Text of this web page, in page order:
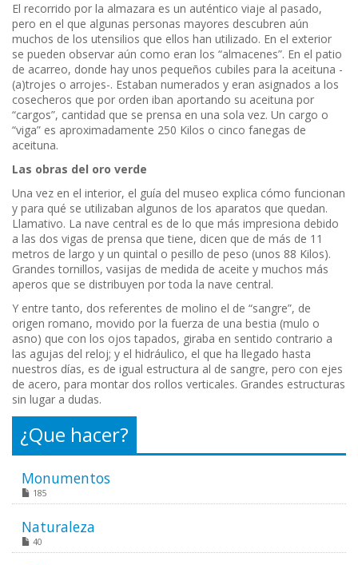
El recorrido por la almazara es un auténtico viaje al pasado,
pero en el que algunas personas mayores descubren aún
muchos de los utensilios que ellos han utilizado. En el exterior
se pueden observar aún como eran los “almacenes”. En el patio
de acarreo, donde hay unos pequeños cubiles para la aceituna -
(a)trojes o arrojes-. Estaban numerados y eran asignados a los
cosecheros que por orden iban aportando su aceituna por
“cargos”, cantidad que se prensa en una sola vez. Un cargo o
“viga” es aproximadamente 250 Kilos o cinco fanegas de
aceituna.
Las obras del oro verde
Una vez en el interior, el guía del museo explica cómo funcionan
y para qué se utilizaban algunos de los aparatos que quedan.
Llamativo. La nave central es de lo que más impresiona debido
a las dos vigas de prensa que tiene, dicen que de más de 11
metros de largo y un quintal o pesillo de peso (unos 88 Kilos).
Grandes tornillos, vasijas de medida de aceite y muchos más
aperos que se distribuyen por toda la nave central.
Y entre tanto, dos referentes de molino el de “sangre”, de
origen romano, movido por la fuerza de una bestia (mulo o
asno) que con los ojos tapados, giraba en sentido contrario a
las agujas del reloj; y el hidráulico, el que ha llegado hasta
nuestros días, es de igual estructura al de sangre, pero con ejes
de acero, para montar dos rollos verticales. Grandes estructuras
sin lugar a dudas.
¿Que hacer?
Monumentos
185
Naturaleza
40